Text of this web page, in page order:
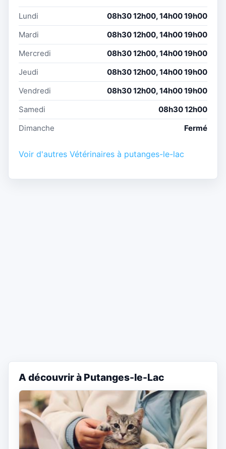
Lundi
08h30 12h00, 14h00 19h00
Mardi
08h30 12h00, 14h00 19h00
Mercredi
08h30 12h00, 14h00 19h00
Jeudi
08h30 12h00, 14h00 19h00
Vendredi
08h30 12h00, 14h00 19h00
Samedi
08h30 12h00
Dimanche
Fermé
Voir d'autres Vétérinaires à putanges-le-lac
A découvrir à Putanges-le-Lac